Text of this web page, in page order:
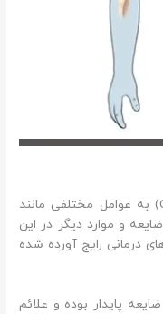
درمان استئوکندریت دیسکانس زانو (OCD) به عوامل مختلفی مانند
و موارد دیگر در این
درمانی رایج آورده شده
پایدار بوده و علائم